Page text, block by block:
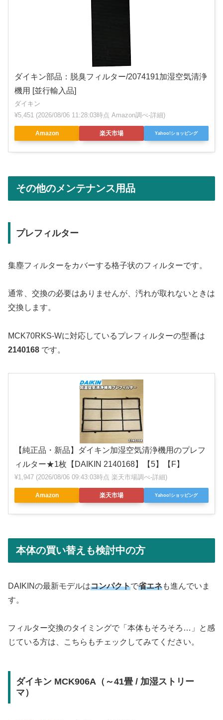
ダイキン部品：脱臭フィルター/2074191加湿空気清浄
機用 [並行輸入品]
ダイキン
¥5,451 (2026/08/06 11:28:03時点 Amazon調べ-詳細)
Amazon 楽天市場 Yahoo!ショッピング
その他のメンテナンス用品
プレフィルター
集塵フィルターをカバーする格子状のフィルターです。
通常、交換の必要はありませんが、汚れが取れないときは
交換します。
MCK70RKS-Wに対応しているプレフィルターの型番は
2140168 です。
【純正品・新品】ダイキン加湿空気清浄機用のプレフ
ィルター★1枚【DAIKIN 2140168】【5】【F】
¥1,947 (2026/08/06 09:43:03時点 楽天市場調べ-詳細)
Amazon 楽天市場 Yahoo!ショッピング
本体の買い替えも検討中の方
DAIKINの最新モデルはコンパクトで省エネも進んでいま
す。
フィルター交換のタイミングで「本体もそろそろ…」と感
じている方は、こちらもチェックしてみてください。
ダイキン MCK906A（～41畳 / 加湿ストリー
マ）